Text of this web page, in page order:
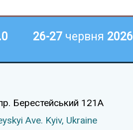
26-27 червня 2026
Берестейський 121А
Ave. Kyiv, Ukraine